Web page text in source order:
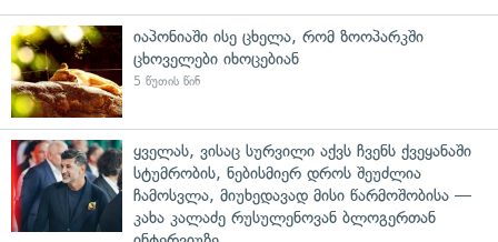
იაპონიაში ისე ცხელა, რომ ზოოპარკში
ცხოველები იხოცებიან
5 წუთის წინ
ყველას, ვისაც სურვილი აქვს ჩვენს ქვეყანაში
სტუმრობის, ნებისმიერ დროს შეუძლია
ჩამოსვლა, მიუხედავად მისი წარმოშობისა —
კახა კალაძე რუსულენოვან ბლოგერთან